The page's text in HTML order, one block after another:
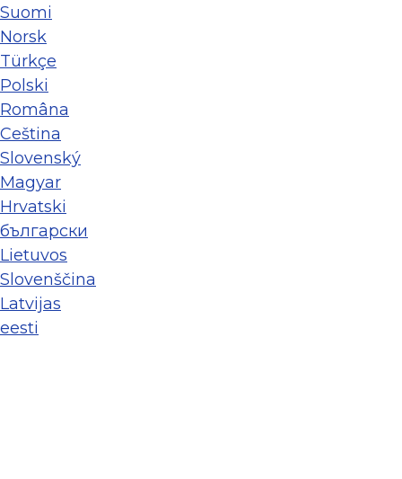
Suomi
Norsk
Türkçe
Polski
Româna
Ceština
Slovenský
Magyar
Hrvatski
български
Lietuvos
Slovenščina
Latvijas
eesti